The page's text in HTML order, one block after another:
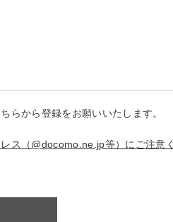
らから登録をお願いいたします。
ス（@docomo.ne.jp等）にご注意く